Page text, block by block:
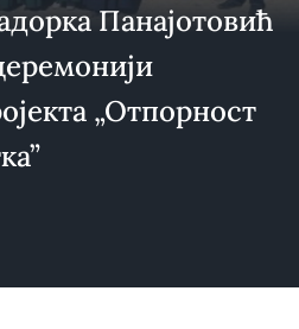
Панајотовић
„Отпорност